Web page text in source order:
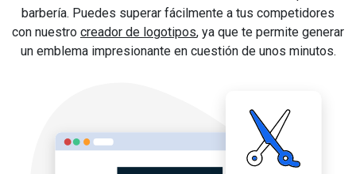
barbería. Puedes superar fácilmente a tus competidores
con nuestro creador de logotipos, ya que te permite generar
un emblema impresionante en cuestión de unos minutos.